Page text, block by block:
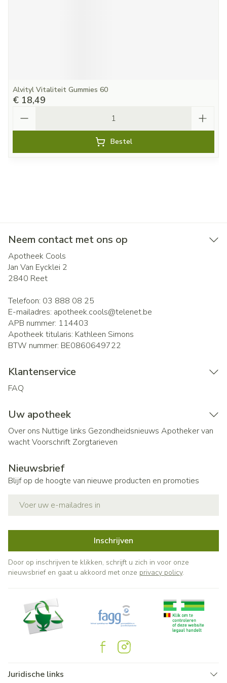
Alvityl Vitaliteit Gummies 60
€ 18,49
Bestel
Neem contact met ons op
Apotheek Cools
Jan Van Eycklei 2
2840 Reet
Telefoon: 03 888 08 25
E-mailadres: apotheek.cools@telenet.be
APB nummer: 114403
Apotheek titularis: Kathleen Simons
BTW nummer: BE0860649722
Klantenservice
FAQ
Uw apotheek
Over ons Nuttige links Gezondheidsnieuws Apotheker van
wachtVoorschrift Zorgtarieven
Nieuwsbrief
Blijf op de hoogte van nieuwe producten en promoties
Inschrijven
Door op inschrijven te klikken, schrijft u zich in voor onze
nieuwsbrief en gaat u akkoord met onze privacy policy.
Juridische links